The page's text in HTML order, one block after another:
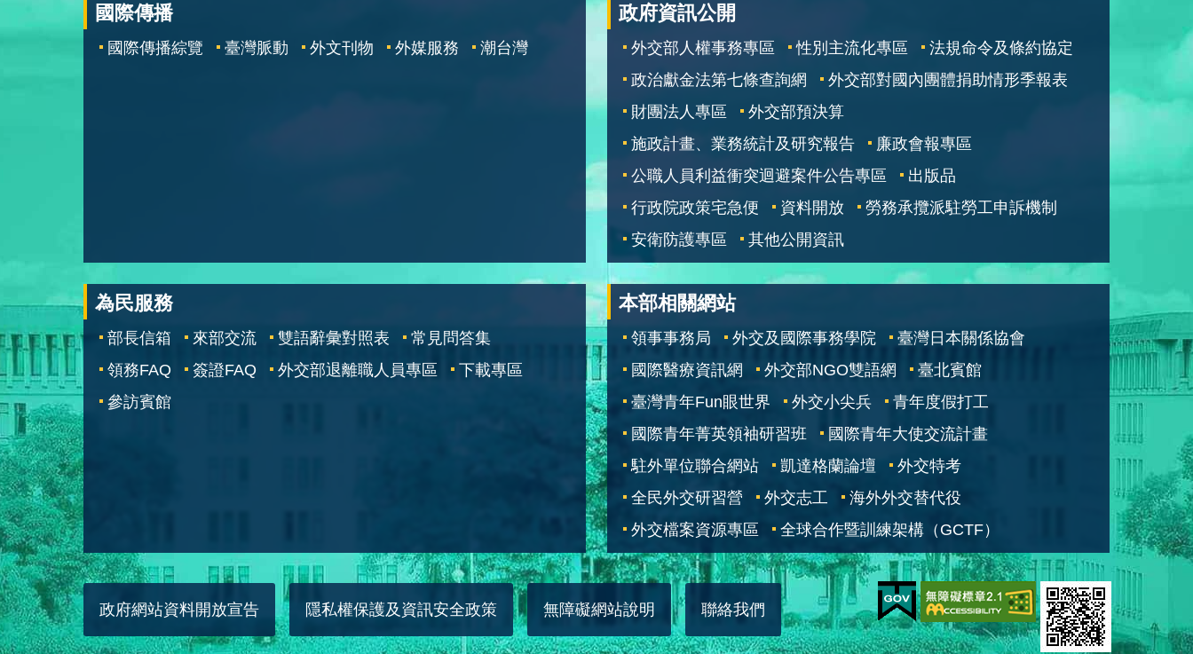
國際傳播
國際傳播綜覽 臺灣脈動 外文刊物 外媒服務 潮台灣
政府資訊公開
外交部人權事務專區 性別主流化專區
法規命令及條約協定
政治獻金法第七條查詢網
外交部對國內團體捐助情形季報表
財團法人專區
外交部預決算
施政計畫、業務統計及研究報告
廉政會報專區
公職人員利益衝突迴避案件公告專區
出版品
行政院政策宅急便
資料開放
勞務承攬派駐勞工申訴機制
安衛防護專區
其他公開資訊
為民服務
部長信箱 來部交流 雙語辭彙對照表
常見問答集
領務FAQ
簽證FAQ 外交部退離職人員專區
下載專區
參訪賓館
本部相關網站
領事事務局 外交及國際事務學院
臺灣日本關係協會
國際醫療資訊網
外交部NGO雙語網
臺北賓館
臺灣青年Fun眼世界
外交小尖兵
青年度假打工
國際青年菁英領袖研習班
國際青年大使交流計畫
駐外單位聯合網站
凱達格蘭論壇
外交特考
全民外交研習營
外交志工
海外外交替代役
外交檔案資源專區
全球合作暨訓練架構（GCTF）
政府網站資料開放宣告 隱私權保護及資訊安全政策 無障礙網站說明 聯絡我們